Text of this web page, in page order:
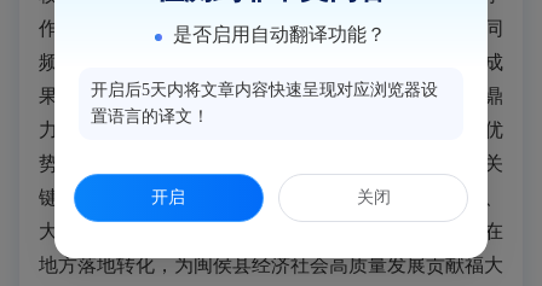
作为扎根闽侯办学的省属重点高校，始终与地方发展同
频共振，近年来在学科建设、人才培养、科技创新、成
果转化等方面取得了一系列成果，离不开地方政府的鼎
力支持。学校将充分发挥学科优势、人才优势与科研优
势，主动对接闽侯县、福州高新区产业发展需求，在关
键核心技术攻关、产学研平台搭建、高层次人才引育、
大学生创新创业等方面深化合作，推动更多科研成果在
地方落地转化，为闽侯县经济社会高质量发展贡献福大
是否启用自动翻译功能？
开启后5天内将文章内容快速呈现对应浏览器设
置语言的译文！
开启 关闭